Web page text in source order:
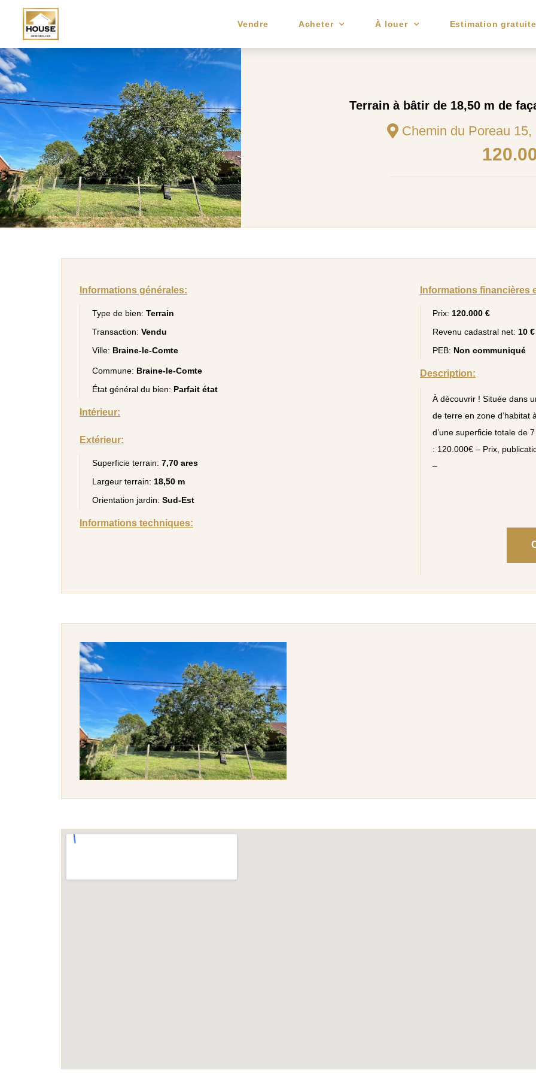
Vendre Acheter À louer Estimation gratuite
Terrain à bâtir de 18,50 m de
Chemin du Poreau
Informations générales:
Type de bien: Terrain
Transaction: Vendu
Ville: Braine-le-Comte
Commune: Braine-le-Comte
État général du bien: Parfait état
Intérieur:
Extérieur:
Superficie terrain: 7,70 ares
Largeur terrain: 18,50 m
Orientation jardin: Sud-Est
Informations techniques:
Informations financières
Prix: 120.000 €
Revenu cadastral net: 10 €
PEB: Non communiqué
Description:
À découvrir ! Située dans
de terre en zone d’habitat
d’une superficie totale de
: 120.000€ – Prix,
–